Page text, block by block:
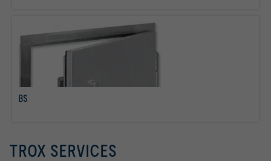
BS
TROX SERVICES